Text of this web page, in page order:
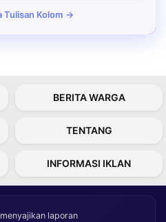
Tulisan Kolom →
BERITA WARGA
TENTANG
INFORMASI IKLAN
menyajikan laporan